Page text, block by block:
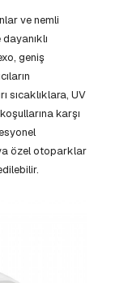
ve nemli
geniş
sıcaklıklara, UV
karşı
özel otoparklar